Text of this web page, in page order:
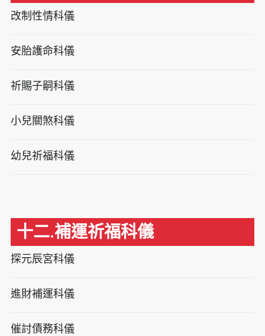
改制性情科儀
安胎護命科儀
祈賜子嗣科儀
小兒關煞科儀
幼兒祈福科儀
十二.補運祈福科儀
探元辰宮科儀
進財補運科儀
催討債務科儀